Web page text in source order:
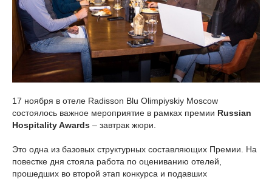
17 ноября в отеле Radisson Blu Olimpiyskiy Moscow
состоялось важное мероприятие в рамках премии Russian
Hospitality Awards – завтрак жюри.
Это одна из базовых структурных составляющих Премии. На
повестке дня стояла работа по оцениванию отелей,
прошедших во второй этап конкурса и подавших